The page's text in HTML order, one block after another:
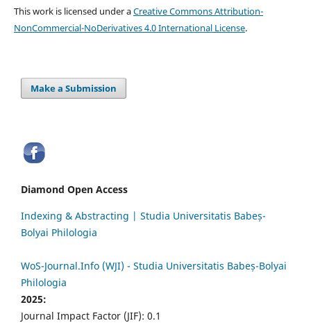
This work is licensed under aCreative Commons Attribution-
NonCommercial-NoDerivatives 4.0 International License.
Make a Submission
Diamond Open Access
Indexing & Abstracting | Studia Universitatis Babeș-
Bolyai Philologia
WoS-Journal.Info (WJI) - Studia Universitatis Babeș-Bolyai
Philologia
2025:
Journal Impact Factor (JIF): 0.1